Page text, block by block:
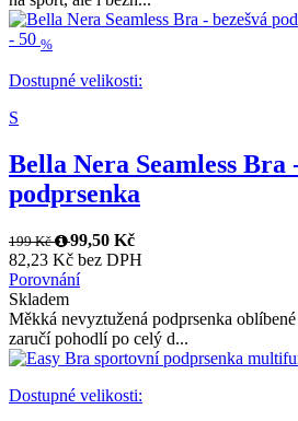
- 50 %
Dostupné velikosti:
S
Bella Nera Seamless Bra
podprsenka
199 Kč
99,50 Kč
82,23 Kč bez DPH
Porovnání
Skladem
Měkká nevyztužená podprsenka
zaručí pohodlí po celý d...
Dostupné velikosti: